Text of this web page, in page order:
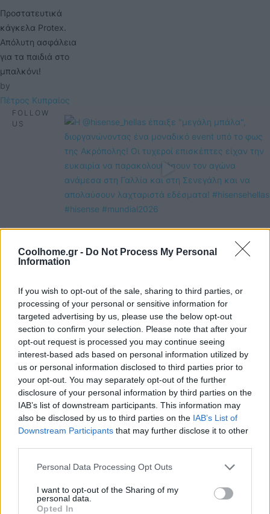
Coolhome.gr - Do Not Process My Personal
Information
If you wish to opt-out of the sale, sharing to third parties, or
processing of your personal or sensitive information for
targeted advertising by us, please use the below opt-out
section to confirm your selection. Please note that after your
opt-out request is processed you may continue seeing
interest-based ads based on personal information utilized by
us or personal information disclosed to third parties prior to
your opt-out. You may separately opt-out of the further
disclosure of your personal information by third parties on the
IAB’s list of downstream participants. This information may
also be disclosed by us to third parties on the IAB’s List of
Downstream Participants that may further disclose it to other
Personal Data Processing Opt Outs
I want to opt-out of the Sharing of my
personal data.
Opted In
Προστατευτικά
κάγκελα Protex.
Απόλυτη ασφάλεια
για τα παιδιά στο
μπαλκόνι!
by
Πέτρος Κυπραίος
FOLLOW
US
@COOLH